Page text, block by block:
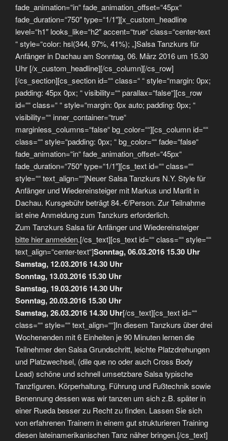
fade_animation=“in“ fade_animation_offset=“45px“
fade_duration=“750″ type=“1/1″][x_custom_headline
level=“h1″ looks_like=“h2″ accent=“true“ class=“center-text
“ style=“color: hsl(344, 97%, 41%); „]Salsa Tanzkurs für
Anfänger in Dachau am Sonntag, 06. März 2016 um 15.30
Uhr [/x_custom_headline][/cs_column][/cs_row]
[/cs_section][cs_section id=““ class=“ “ style=“margin: 0px;
padding: 45px 0px; “ visibility=““ parallax=“false“][cs_row
id=““ class=“ “ style=“margin: 0px auto; padding: 0px; “
visibility=““ inner_container=“true“
marginless_columns=“false“ bg_color=““][cs_column id=““
class=““ style=“padding: 0px; “ bg_color=““ fade=“false“
fade_animation=“in“ fade_animation_offset=“45px“
fade_duration=“750″ type=“1/1″][cs_text id=““ class=““
style=““ text_align=““]Neuer Salsa Tanzkurs N.Y. Style für
Anfänger und Wiedereinsteiger mit Markus und Marlit in
Dachau. Kursgebühr beträgt 84.-€/Person. Zur Teilnahme
ist eine Anmeldung zum Tanzkurs erforderlich.
Zum Tanzkurs Salsa für Anfänger und Wiedereinsteiger
bitte hier anmelden.[/cs_text][cs_text id=““ class=““ style=““
text_align=“center-text“]Sonntag, 06.03.2016 15.30 Uhr
Samstag, 12.03.2016 14.30 Uhr
Sonntag, 13.03.2016 15.30 Uhr
Samstag, 19.03.2016 14.30 Uhr
Sonntag, 20.03.2016 15.30 Uhr
Samstag, 26.03.2016 14.30 Uhr[/cs_text][cs_text id=““
class=““ style=““ text_align=““]In diesem Tanzkurs über drei
Wochenenden mit 6 Einheiten je 90 Minuten lernen die
Teilnehmer den Salsa Grundschritt, leichte Platzdrehungen
und Platzwechsel, (dile que no oder auch Cross Body
Lead) schöne und schnell umsetzbare Salsa typische
Tanzfiguren. Körperhaltung, Führung und Fußtechnik sowie
Benennung dessen was wir tanzen um sich z.B. später in
einer Rueda besser zu Recht zu finden. Lassen Sie sich
von erfahrenen Trainern in einem gut strukturieren Training
diesen lateinamerikanischen Tanz näher bringen.[/cs_text]